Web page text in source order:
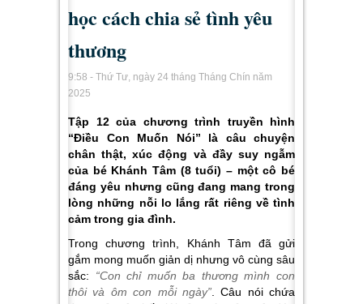
học cách chia sẻ tình yêu
thương
9:58 - Thứ Tư, ngày 24 tháng Tháng Chín năm
2025
Tập 12 của chương trình truyền hình
“Điều Con Muốn Nói” là câu chuyện
chân thật, xúc động và đầy suy ngẫm
của bé Khánh Tâm (8 tuổi) – một cô bé
đáng yêu nhưng cũng đang mang trong
lòng những nỗi lo lắng rất riêng về tình
cảm trong gia đình.
Trong chương trình, Khánh Tâm đã gửi
gắm mong muốn giản dị nhưng vô cùng sâu
sắc: “Con chỉ muốn ba thương mình con
thôi và ôm con mỗi ngày”. Câu nói chứa